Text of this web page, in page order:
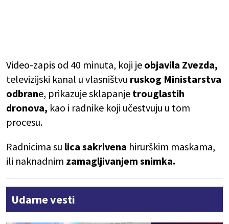
Video-zapis od 40 minuta, koji je objavila Zvezda,
televizijski kanal u vlasništvu ruskog Ministarstva
odbrane, prikazuje sklapanje trouglastih
dronova, kao i radnike koji učestvuju u tom
procesu.
Radnicima su lica sakrivena hirurškim maskama,
ili naknadnim zamagljivanjem snimka.
Udarne vesti